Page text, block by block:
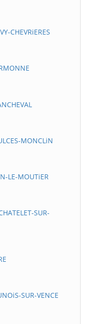
CHEVRiERES
MONCLiN
LE-MOUTiER
SUR-
SUR-VENCE